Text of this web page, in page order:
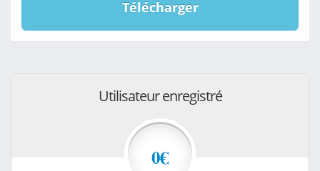
Télécharger
Utilisateur enregistré
0€